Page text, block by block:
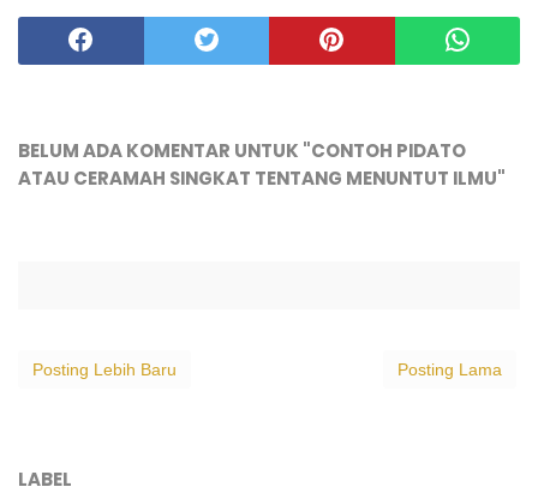
BELUM ADA KOMENTAR UNTUK "CONTOH PIDATO
ATAU CERAMAH SINGKAT TENTANG MENUNTUT ILMU"
Posting Lebih Baru Posting Lama
LABEL